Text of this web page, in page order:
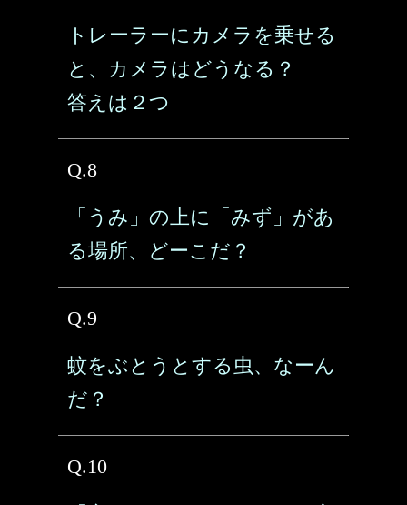
トレーラーにカメラを乗せる
と、カメラはどうなる？
答えは２つ
Q.8
「うみ」の上に「みず」があ
る場所、どーこだ？
Q.9
蚊をぶとうとする虫、なーん
だ？
Q.10